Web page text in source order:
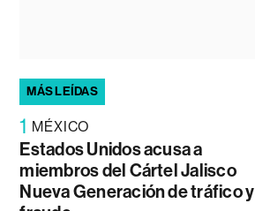
MÁS LEÍDAS
1 MÉXICO
Estados Unidos acusa a
miembros del Cártel Jalisco
Nueva Generación de tráfico y